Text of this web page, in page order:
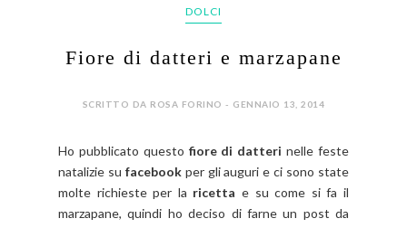
DOLCI
Fiore di datteri e marzapane
SCRITTO DA ROSA FORINO - GENNAIO 13, 2014
Ho pubblicato questo fiore di datteri nelle feste
natalizie su facebookper gli auguri e ci sono state
molte richieste per la ricetta e su come si fa il
marzapane, quindi ho deciso di farne un post da